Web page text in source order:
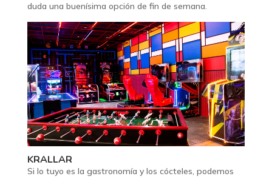
duda una buenísima opción de fin de semana.
KRALLAR
Si lo tuyo es la gastronomía y los cócteles, podemos